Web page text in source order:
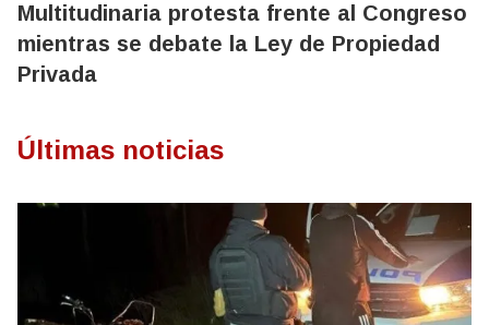
Multitudinaria protesta frente al Congreso
mientras se debate la Ley de Propiedad
Privada
Últimas noticias